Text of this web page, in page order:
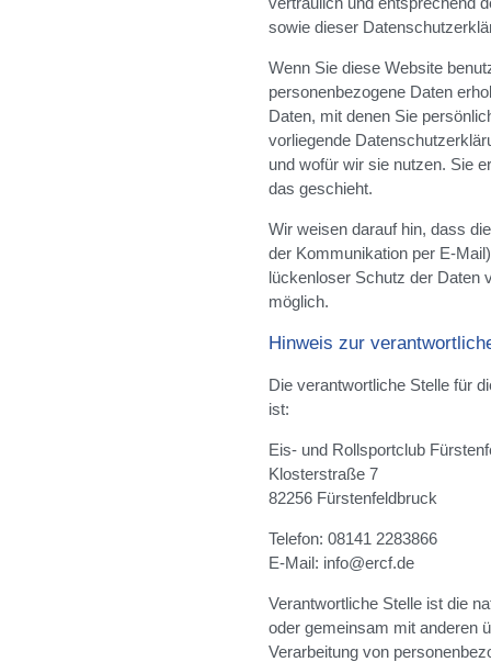
sowie dieser
Wenn Sie diese Website
personenbezogene Daten
Daten, mit denen Sie
vorliegende
und wofür wir sie nutzen. Sie
das geschieht.
Wir weisen darauf hin, dass
der Kommunikation per E-
lückenloser Schutz der Daten
möglich.
Hinweis zur
Die verantwortliche Stelle für
ist:
Eis- und Rollsportclub
Klosterstraße 7
82256 Fürstenfeldbruck
Telefon: 08141 2283866
E-Mail: info@ercf.de
Verantwortliche Stelle ist die
oder gemeinsam mit anderen
Verarbeitung von